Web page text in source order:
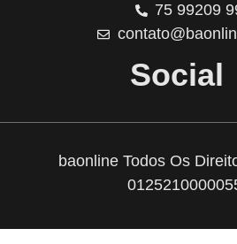
75 99209
Social
baonline Todos Os